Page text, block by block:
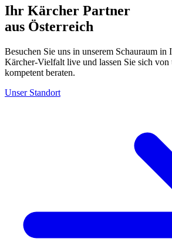
Ihr Kärcher Partner
aus Österreich
Besuchen Sie uns in unserem Schauraum in
Kärcher-Vielfalt live und lassen Sie sich von
kompetent beraten.
Unser Standort